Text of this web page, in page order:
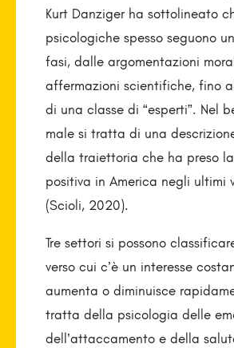
Kurt Danziger ha sottolineato
psicologiche spesso seguono
fasi, dalle argomentazioni
affermazioni scientifiche, fino
di una classe di “esperti”. Nel
male si tratta di una
della traiettoria che ha preso
positiva in America negli ultimi
(Scioli, 2020).
Tre settori si possono
verso cui c’è un interesse
aumenta o diminuisce
tratta della psicologia delle
dell’attaccamento e della